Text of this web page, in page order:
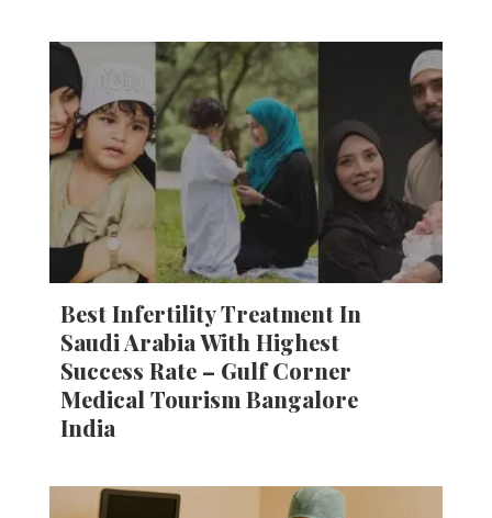
Best Infertility Treatment In
Saudi Arabia With Highest
Success Rate – Gulf Corner
Medical Tourism Bangalore
India